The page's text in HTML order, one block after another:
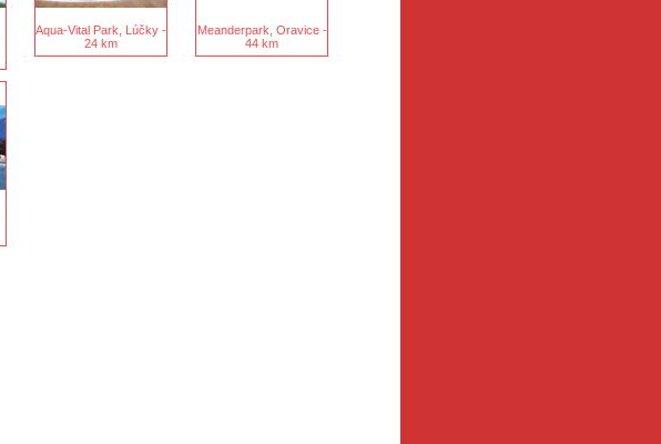
Aqua-Vital Park, Lúčky -
24 km
Meanderpark, Oravice -
44 km